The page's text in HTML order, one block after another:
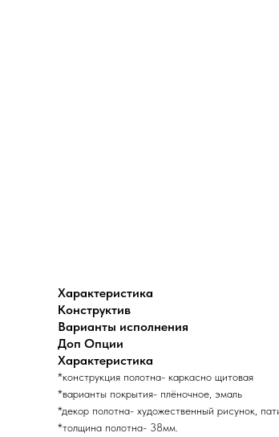
Характеристика
Конструктив
Варианты исполнения
Доп Опции
Характеристика
*конструкция полотна- каркасно щитовая
*варианты покрытия- плёночное, эмаль
*декор полотна- художественный рисунок,
*толщина полотна- 38мм.